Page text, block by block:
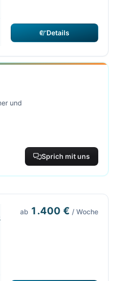
Details
und
Sprich mit uns
ab 1.400 € / Woche